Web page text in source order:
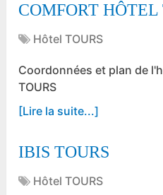
COMFORT HÔTEL
Hôtel TOURS
Coordonnées et plan de
TOURS
[Lire la suite...]
IBIS TOURS
Hôtel TOURS